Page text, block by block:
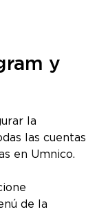
y
la
las cuentas
en Umnico.
de la